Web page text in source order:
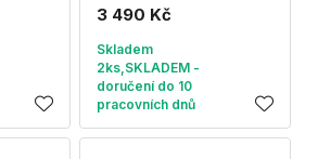
3 490 Kč
Skladem
2ks,SKLADEM -
doručení do 10
pracovních dnů